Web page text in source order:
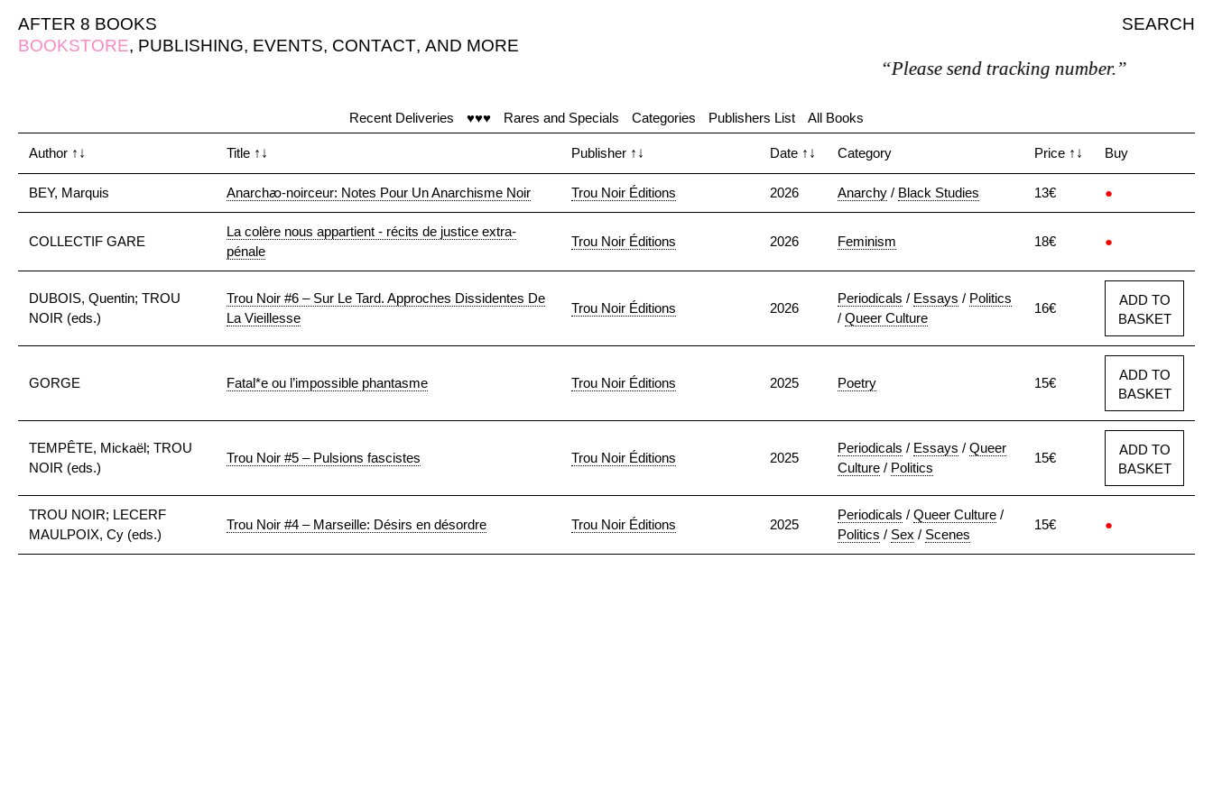
AFTER 8 BOOKS
SEARCH
BOOKSTORE, PUBLISHING, EVENTS, CONTACT, AND MORE
“Please send tracking number.”
Recent Deliveries ♥♥♥ Rares and Specials Categories Publishers List All Books
Author ↑↓ Title ↑↓ Publisher ↑↓ Date ↑↓ Category Price ↑↓ Buy
BEY, Marquis Anarchꜵ-noirceur: Notes Pour Un Anarchisme Noir Trou Noir Éditions 2026 Anarchy / Black Studies 13€ ●
COLLECTIF GARE
La colère nous appartient - récits de justice extra-
pénale
Trou Noir Éditions 2026 Feminism 18€ ●
DUBOIS, Quentin; TROU
NOIR (eds.)
Trou Noir #6 – Sur Le Tard. Approches Dissidentes De
La Vieillesse
Trou Noir Éditions 2026
Periodicals / Essays / Politics
/ Queer Culture
16€
ADD TO
BASKET
GORGE Fatal*e ou l’impossible phantasme Trou Noir Éditions 2025 Poetry 15€
ADD TO
BASKET
TEMPÊTE, Mickaël; TROU
NOIR (eds.)
Trou Noir #5 – Pulsions fascistes Trou Noir Éditions 2025
Periodicals / Essays / Queer
Culture / Politics
15€
ADD TO
BASKET
TROU NOIR; LECERF
MAULPOIX, Cy (eds.)
Trou Noir #4 – Marseille: Désirs en désordre Trou Noir Éditions 2025
Periodicals / Queer Culture /
Politics / Sex / Scenes
15€ ●